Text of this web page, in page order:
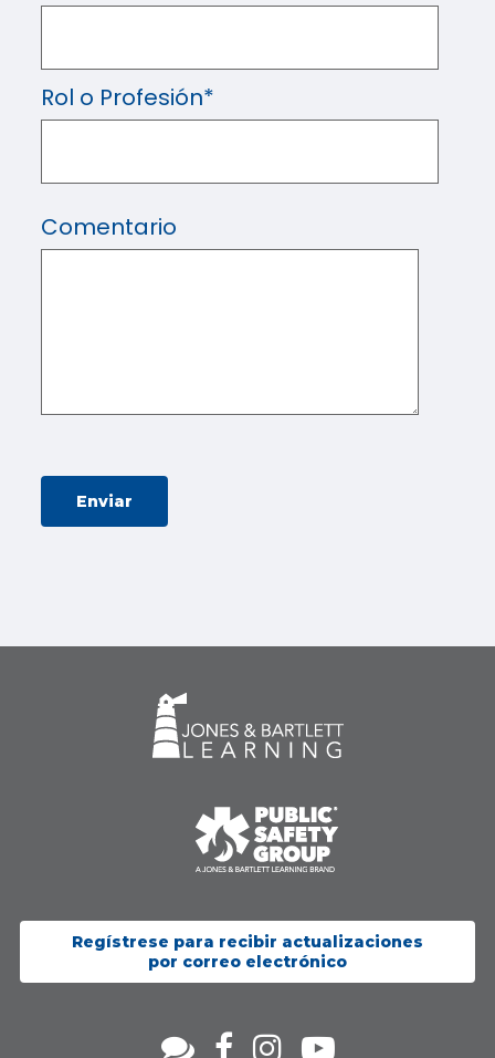
Rol o Profesión*
Comentario
Regístrese para recibir actualizaciones
por correo electrónico